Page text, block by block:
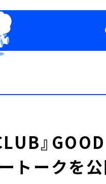
Podcast
』
トークを公